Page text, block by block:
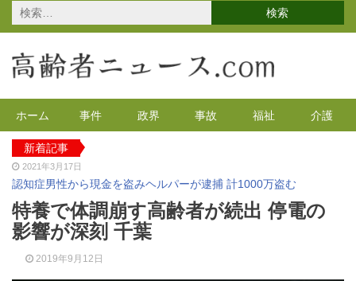
検
索:
ホーム 事件 政界 事故 福祉 介護
新着記事
2021年3月17日
認知症男性から現金を盗みヘルパーが逮捕 計1000万盗む
2021年2月4日
2020年の特殊詐欺が1万3千件 コロナで高齢者の被害が多発
2020年12月14日
有料老人ホームを活用で特養待機者を解消へ 江戸川区
特養で体調崩す高齢者が続出 停電の
影響が深刻 千葉
2019年9月12日